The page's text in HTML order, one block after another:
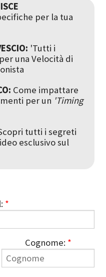
per la tua
'Tutti i
una Velocità di
Come impattare
per un 'Timing
tutti i segreti
esclusivo sul
*
Cognome: *